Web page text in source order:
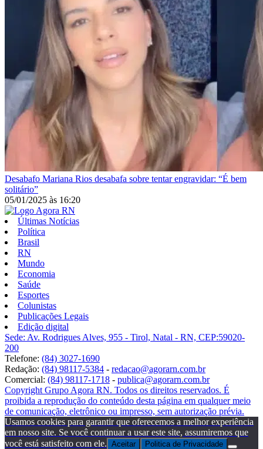
Desabafo Mariana Rios desabafa sobre tentar engravidar: “É bem
solitário”
05/01/2025 às 16:20
Últimas Notícias
Política
Brasil
RN
Mundo
Economia
Saúde
Esportes
Colunistas
Publicações Legais
Edição digital
Sede: Av. Rodrigues Alves, 955 - Tirol, Natal - RN, CEP:59020-
200
Telefone: (84) 3027-1690
Redação: (84) 98117-5384 - redacao@agorarn.com.br
Comercial: (84) 98117-1718 - publica@agorarn.com.br
Copyright Grupo Agora RN. Todos os direitos reservados. É
proibida a reprodução do conteúdo desta página em qualquer meio
de comunicação, eletrônico ou impresso, sem autorização prévia.
Usamos cookies para garantir que oferecemos a melhor experiência
em nosso site. Se você continuar a usar este site, assumiremos que
você está satisfeito com ele. Aceitar Politica de Privacidade